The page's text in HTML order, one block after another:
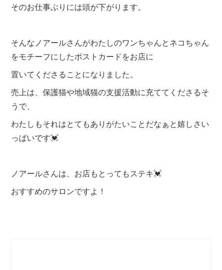
そのお仕事ぶりには頭が下がります。
そんなノアールさんがわたしのワンちゃんとネコちゃん
をモチーフにしたポストカードをお店に
置いてくださることになりました。
売上は、保護猫や地域猫の支援活動に充ててくださるそ
うで、
わたしもそれはとてもありがたいことだなぁと嬉しさい
っぱいです💓
ノアールさんは、お店もとってもステキ💓
おすすめのサロンですよ！